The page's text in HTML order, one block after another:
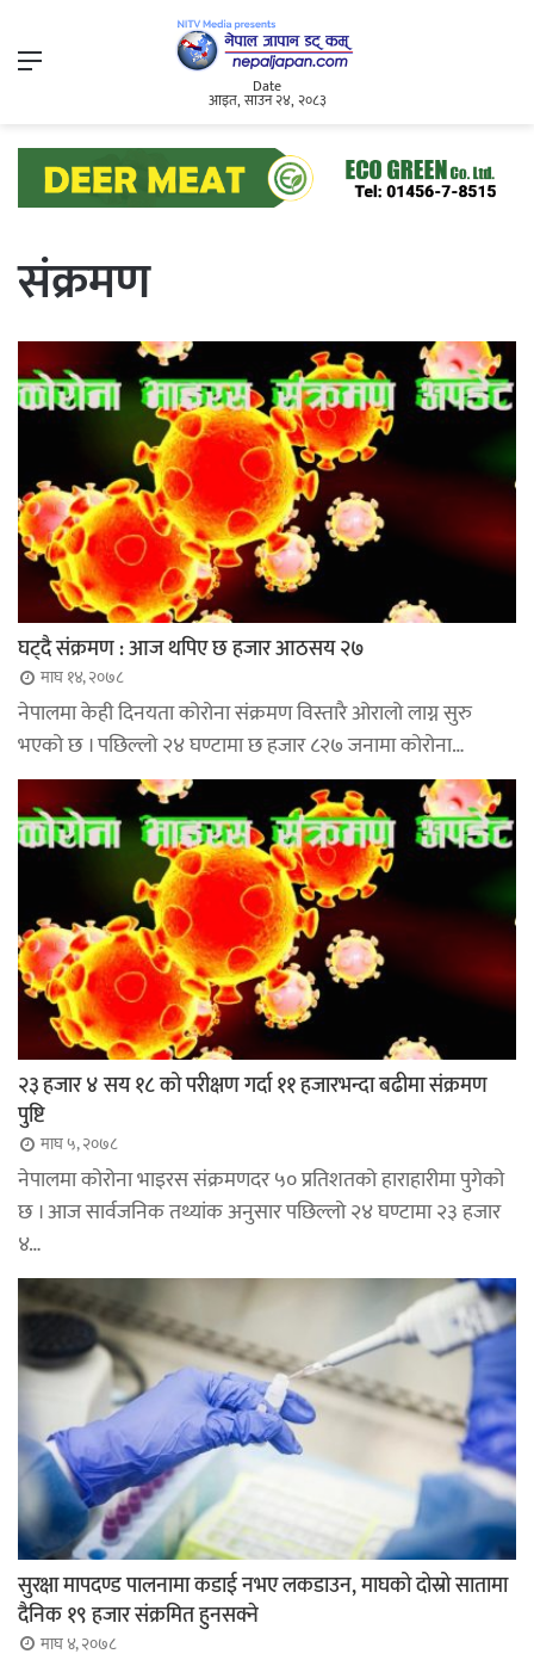
Menu
Date
आइत, साउन २४, २०८३
संक्रमण
घट्दै संक्रमण : आज थपिए छ हजार आठसय २७
माघ १४, २०७८
नेपालमा केही दिनयता कोरोना संक्रमण विस्तारै ओरालो लाग्न सुरु
भएको छ । पछिल्लो २४ घण्टामा छ हजार ८२७ जनामा कोरोना…
२३ हजार ४ सय १८ को परीक्षण गर्दा ११ हजारभन्दा बढीमा संक्रमण
पुष्टि
माघ ५, २०७८
नेपालमा कोरोना भाइरस संक्रमणदर ५० प्रतिशतको हाराहारीमा पुगेको
छ । आज सार्वजनिक तथ्यांक अनुसार पछिल्लो २४ घण्टामा २३ हजार
४…
सुरक्षा मापदण्ड पालनामा कडाई नभए लकडाउन, माघको दोस्रो सातामा
दैनिक १९ हजार संक्रमित हुनसक्ने
माघ ४, २०७८